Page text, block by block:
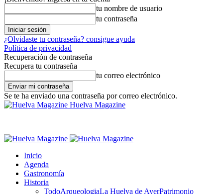
tu nombre de usuario
tu contraseña
¿Olvidaste tu contraseña? consigue ayuda
Política de privacidad
Recuperación de contraseña
Recupera tu contraseña
tu correo electrónico
Se te ha enviado una contraseña por correo electrónico.
Huelva Magazine
Inicio
Agenda
Gastronomía
Historia
TodoArqueologiaLa Huelva de AyerPatrimonio